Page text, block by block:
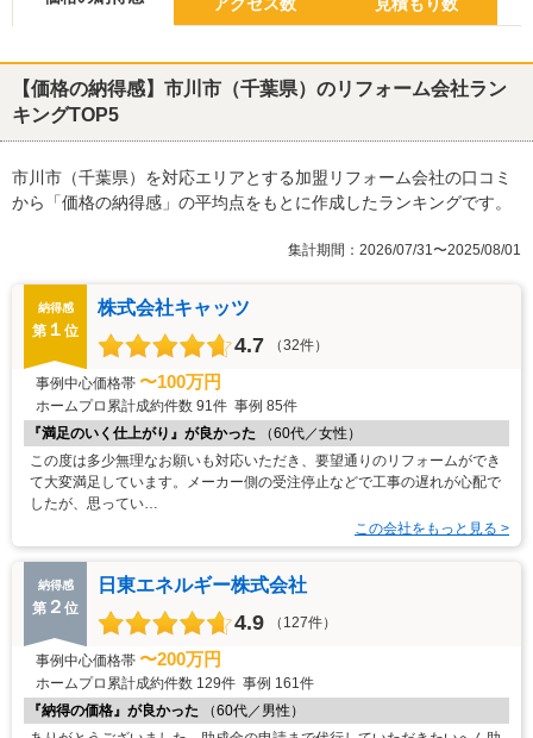
【価格の納得感】市川市（千葉県）のリフォーム会社ラン
キングTOP5
市川市（千葉県）を対応エリアとする加盟リフォーム会社の口コミ
から「価格の納得感」の平均点をもとに作成したランキングです。
集計期間：2026/07/31〜2025/08/01
納得感
第 １ 位
株式会社キャッツ
4.7 （32件）
事例中心価格帯 〜100万円
ホームプロ累計成約件数 91件 事例 85件
『満足のいく仕上がり』が良かった
（60代／女性）
この度は多少無理なお願いも対応いただき、要望通りのリフォームができ
て大変満足しています。メーカー側の受注停止などで工事の遅れが心配で
したが、思ってい…
この会社をもっと見る >
納得感
第 ２ 位
日東エネルギー株式会社
4.9 （127件）
事例中心価格帯 〜200万円
ホームプロ累計成約件数 129件 事例 161件
『納得の価格』が良かった
（60代／男性）